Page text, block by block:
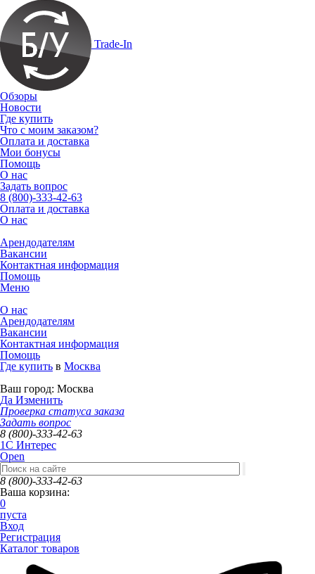
Trade-In
Обзоры
Новости
Где купить
Что с моим заказом?
Оплата и доставка
Мои бонусы
Помощь
О нас
Задать вопрос
8 (800)-333-42-63
Оплата и доставка
О нас
Арендодателям
Вакансии
Контактная информация
Помощь
Меню
О нас
Арендодателям
Вакансии
Контактная информация
Помощь
Где купить в Москва
Ваш город: Москва
Да Изменить
Проверка статуса заказа
Задать вопрос
8 (800)-333-42-63
1C Интерес
Open
8 (800)-333-42-63
Ваша корзина:
0
пуста
Вход
Регистрация
Каталог товаров